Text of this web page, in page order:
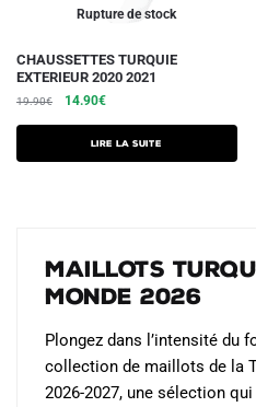
Rupture de stock
CHAUSSETTES TURQUIE
EXTERIEUR 2020 2021
19.90€
Le
initial
était :
14.90€Le
actuel
est :
Lire la suite
Maillots
Monde 2026
Plongez dans l’intensité du
collection de maillots de la
2026-2027, une sélection